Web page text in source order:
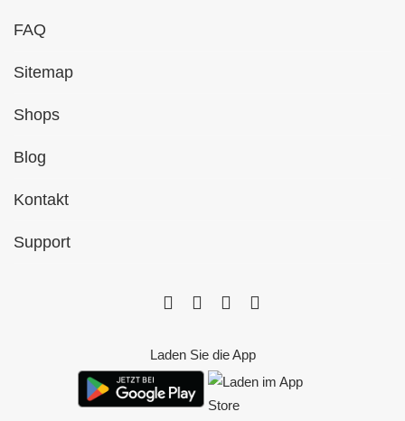
FAQ
Sitemap
Shops
Blog
Kontakt
Support
Laden Sie die App